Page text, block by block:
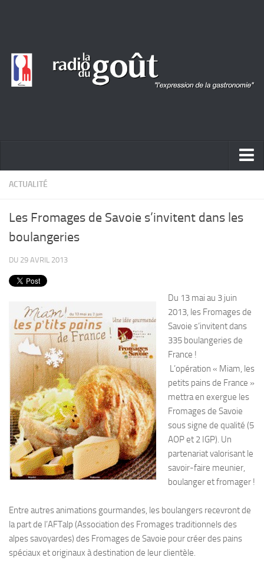
ACTUALITÉ
Entrées
Plats
Desserts
Sauces
ACTUALITÉ
Les Fromages de Savoie s’invitent dans les
boulangeri​es
DU 29 AVRIL 2013
Du 13 mai au 3 juin
2013, les Fromages de
Savoie s’invitent dans
335 boulangeries de
France !
L’opération « Miam, les
petits pains de France »
mettra en exergue les
Fromages de Savoie
sous signe de qualité (5
AOP et 2 IGP). Un
partenariat valorisant le
savoir-faire meunier,
boulanger et fromager !
Entre autres animations gourmandes, les boulangers recevront de
la part de l’AFTalp (Association des Fromages traditionnels des
alpes savoyardes) des Fromages de Savoie pour créer des pains
spéciaux et originaux à destination de leur clientèle.